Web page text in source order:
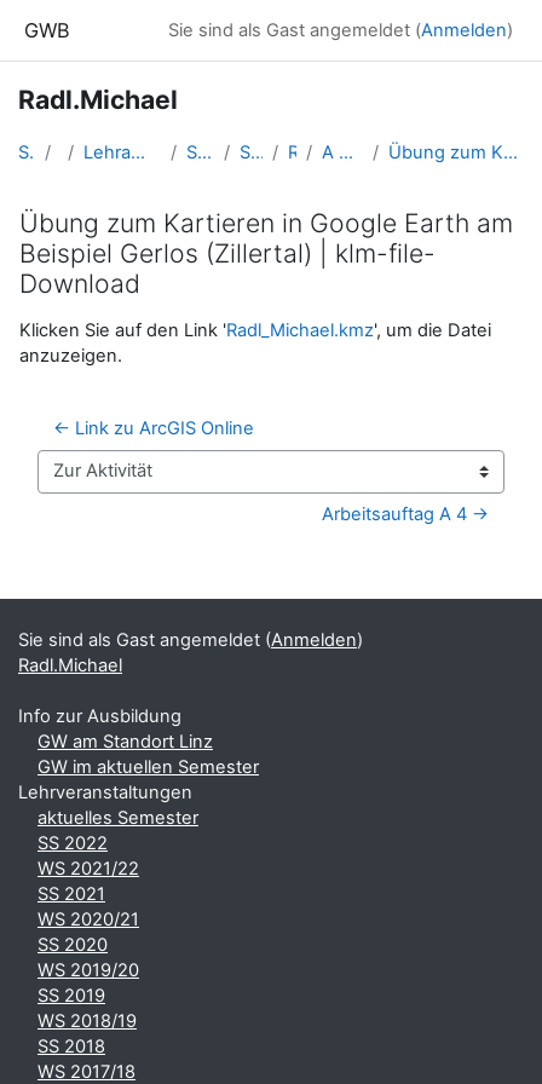
GWB Sie sind als Gast angemeldet (Anmelden)
Radl.Michael
Startseite Kurse Lehramtsausbildung GW im Cluster Österreich Mitte Studentische Lernkurse Studienbeginn 2016 Radl.Michael A 3: Kartieren mit Google Earth Übung zum Kartieren in Google Earth am Beispiel Gerlos (Zillertal) | klm-file-Download
Übung zum Kartieren in Google Earth am
Beispiel Gerlos (Zillertal) | klm-file-
Download
Abschlussbedingungen
Klicken Sie auf den Link 'Radl_Michael.kmz', um die Datei
anzuzeigen.
← Link zu ArcGIS Online
Zur Aktivität
Arbeitsauftag A 4 →
Ergänzungsblöcke
Sie sind als Gast angemeldet (Anmelden)
Radl.Michael
Info zur Ausbildung
GW am Standort Linz
GW im aktuellen Semester
Lehrveranstaltungen
aktuelles Semester
SS 2022
WS 2021/22
SS 2021
WS 2020/21
SS 2020
WS 2019/20
SS 2019
WS 2018/19
SS 2018
WS 2017/18